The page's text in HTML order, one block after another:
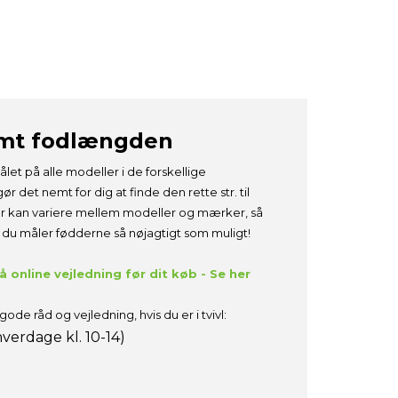
fodlængden
på alle modeller i de forskellige
det nemt for dig at finde den rette str. til
kan variere mellem modeller og mærker, så
måler fødderne så nøjagtigt som muligt!
online vejledning før dit køb - Se her
råd og vejledning, hvis du er i tvivl:
kl. 10-14)